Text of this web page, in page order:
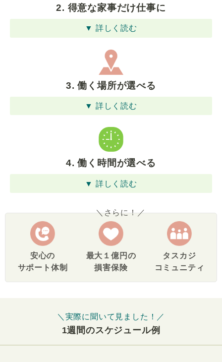
2. 得意な家事だけ仕事に
▼ 詳しく読む
3. 働く場所が選べる
▼ 詳しく読む
4. 働く時間が選べる
▼ 詳しく読む
＼さらに！／
安心の
サポート体制
最大１億円の
損害保険
タスカジ
コミュニティ
＼実際に聞いて見ました！／
1週間のスケジュール例